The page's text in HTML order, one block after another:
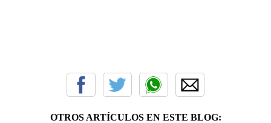
OTROS ARTÍCULOS EN ESTE BLOG: